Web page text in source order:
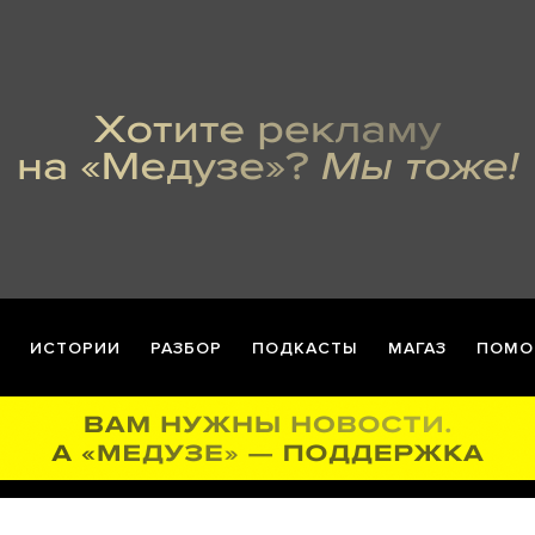
ИСТОРИИ РАЗБОР ПОДКАСТЫ МАГАЗ